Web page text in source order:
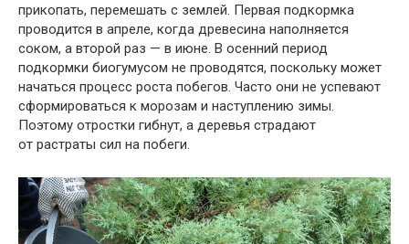
прикопать, перемешать с землей. Первая подкормка
проводится в апреле, когда древесина наполняется
соком, а второй раз — в июне. В осенний период
подкормки биогумусом не проводятся, поскольку может
начаться процесс роста побегов. Часто они не успевают
сформироваться к морозам и наступлению зимы.
Поэтому отростки гибнут, а деревья страдают
от растраты сил на побеги.